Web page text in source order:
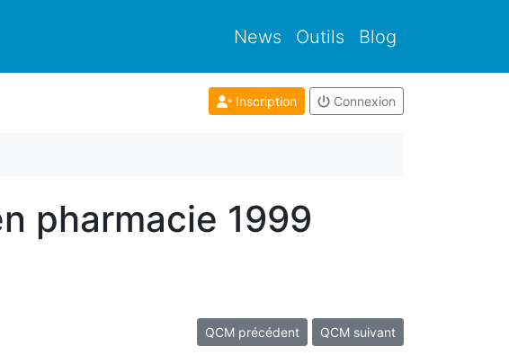
News Outils Blog
Inscription Connexion
pharmacie 1999
QCM précédent QCM suivant